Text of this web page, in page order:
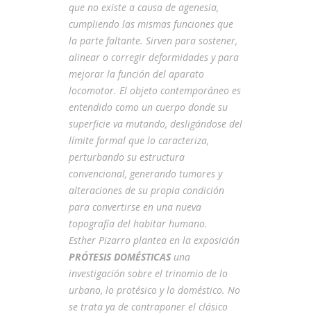
que no existe a causa de agenesia,
cumpliendo las mismas funciones que
la parte faltante. Sirven para sostener,
alinear o corregir deformidades y para
mejorar la función del aparato
locomotor. El objeto contemporáneo es
entendido como un cuerpo donde su
superficie va mutando, desligándose del
límite formal que lo caracteriza,
perturbando su estructura
convencional, generando tumores y
alteraciones de su propia condición
para convertirse en una nueva
topografía del habitar humano.
Esther Pizarro plantea en la exposición
PRÓTESIS DOMÉSTICAS una
investigación sobre el trinomio de lo
urbano, lo protésico y lo doméstico. No
se trata ya de contraponer el clásico